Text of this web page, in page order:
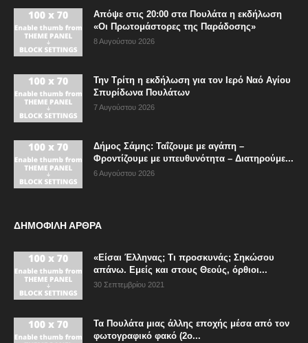
Απόψε στις 20:00 στα Πουλάτα η εκδήλωση
«Οι Πρωτομάστορες της Παράδοσης»
8 Αυγούστου 2026
Την Τρίτη η εκδήλωση για τον Ιερό Ναό Αγίου
Σπυρίδωνα Πουλάτων
7 Αυγούστου 2026
Δήμος Σάμης: Ταΐζουμε με αγάπη –
Φροντίζουμε με υπευθυνότητα – Διατηρούμε...
6 Αυγούστου 2026
ΔΗΜΟΦΙΛΗ ΑΡΘΡΑ
«Είσαι Έλληνας; Τι προσκυνάς; Σηκώσου
απάνω. Εμείς και στους Θεούς, όρθιοι...
30 Σεπτεμβρίου 2021
Τα Πουλάτα μιας άλλης εποχής μέσα από τον
φωτογραφικό φακό (2ο...